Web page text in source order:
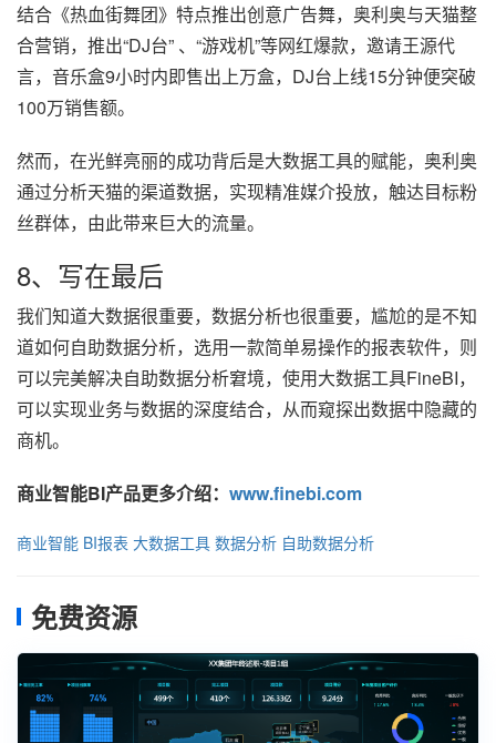
结合《热血街舞团》特点推出创意广告舞，奥利奥与天猫整
合营销，推出“DJ台” 、“游戏机”等网红爆款，邀请王源代
言，音乐盒9小时内即售出上万盒，DJ台上线15分钟便突破
100万销售额。
然而，在光鲜亮丽的成功背后是大数据工具的赋能，奥利奥
通过分析天猫的渠道数据，实现精准媒介投放，触达目标粉
丝群体，由此带来巨大的流量。
8、写在最后
我们知道大数据很重要，数据分析也很重要，尴尬的是不知
道如何自助数据分析，选用一款简单易操作的报表软件，则
可以完美解决自助数据分析窘境，使用大数据工具FineBI，
可以实现业务与数据的深度结合，从而窥探出数据中隐藏的
商机。
商业智能BI产品更多介绍： www.finebi.com
商业智能 BI报表 大数据工具 数据分析 自助数据分析
免费资源